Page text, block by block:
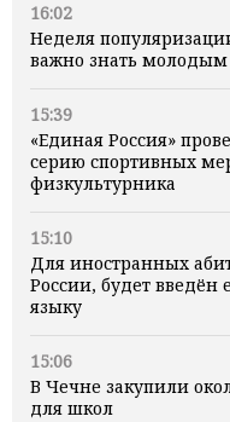
16:02
Неделя
важно знать
15:39
«Единая Россия»
серию спортивных
физкультурника
15:10
Для иностранных
России, будет
языку
15:06
В Чечне закупили
для школ